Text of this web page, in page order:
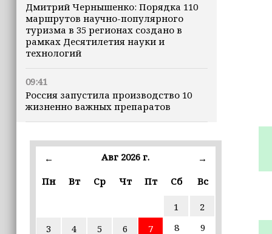
Дмитрий Чернышенко: Порядка 110
маршрутов научно-популярного
туризма в 35 регионах создано в
рамках Десятилетия науки и
технологий
09:41
Россия запустила производство 10
жизненно важных препаратов
В ЧГПУ стартовала стажировка для
студентов из Ирака и Иордании
09:28
ПВО за ночь сбила 203 украинских
← Авг 2026 г.
→
Пн
Вт Ср Чт Пт Сб Вс
1
2
3
4 5 6 7 8
9